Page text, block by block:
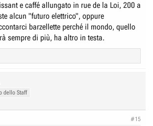
e caffé allungato in rue de la Loi, 200 a
alcun "futuro elettrico", oppure
barzellette perché il mondo, quello
sempre di più, ha altro in testa.
dello Staff
#15